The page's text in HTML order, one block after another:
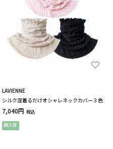
LAVIENNE
シルク混着るだけオシャレネックカバー３色
7,040円 税込
再入荷